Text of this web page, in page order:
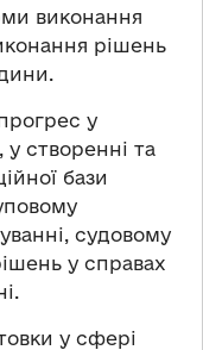
виконання
рішень
у
у створенні та
бази
судовому
у справах
у сфері